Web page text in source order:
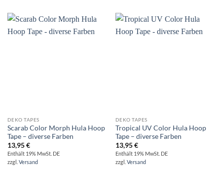
DEKO TAPES
Scarab Color Morph Hula Hoop
Tape – diverse Farben
13,95€
Enthält 19% MwSt. DE
zzgl. Versand
DEKO TAPES
Tropical UV Color Hula Hoop
Tape – diverse Farben
13,95€
Enthält 19% MwSt. DE
zzgl. Versand